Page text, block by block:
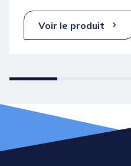
Voir le produit